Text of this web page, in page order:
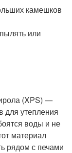
камешков
или
(XPS) —
для утепления
воды и не
материал
рядом с печами